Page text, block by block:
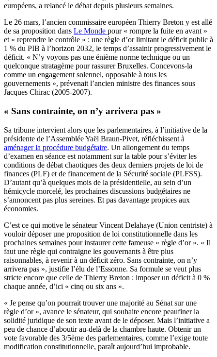
européens, a relancé le débat depuis plusieurs semaines.
Le 26 mars, l’ancien commissaire européen Thierry Breton y est allé
de sa proposition dans Le Monde pour « rompre la fuite en avant »
et « reprendre le contrôle » : une règle d’or limitant le déficit public à
1 % du PIB à l’horizon 2032, le temps d’assainir progressivement le
déficit. « N’y voyons pas une énième norme technique ou un
quelconque stratagème pour rassurer Bruxelles. Concevons-la
comme un engagement solennel, opposable à tous les
gouvernements », prévenait l’ancien ministre des finances sous
Jacques Chirac (2005-2007).
« Sans contrainte, on n’y arrivera pas »
Sa tribune intervient alors que les parlementaires, à l’initiative de la
présidente de l’Assemblée Yaël Braun-Pivet, réfléchissent à
aménager la procédure budgétaire. Un allongement du temps
d’examen en séance est notamment sur la table pour s’éviter les
conditions de débat chaotiques des deux derniers projets de loi de
finances (PLF) et de financement de la Sécurité sociale (PLFSS).
D’autant qu’à quelques mois de la présidentielle, au sein d’un
hémicycle morcelé, les prochaines discussions budgétaires ne
s’annoncent pas plus sereines. Et pas davantage propices aux
économies.
C’est ce qui motive le sénateur Vincent Delahaye (Union centriste) à
vouloir déposer une proposition de loi constitutionnelle dans les
prochaines semaines pour instaurer cette fameuse « règle d’or ». « Il
faut une règle qui contraigne les gouvernants à être plus
raisonnables, à revenir à un déficit zéro. Sans contrainte, on n’y
arrivera pas », justifie l’élu de l’Essonne. Sa formule se veut plus
stricte encore que celle de Thierry Breton : imposer un déficit à 0 %
chaque année, d’ici « cinq ou six ans ».
« Je pense qu’on pourrait trouver une majorité au Sénat sur une
règle d’or », avance le sénateur, qui souhaite encore peaufiner la
solidité juridique de son texte avant de le déposer. Mais l’initiative a
peu de chance d’aboutir au-delà de la chambre haute. Obtenir un
vote favorable des 3/5ème des parlementaires, comme l’exige toute
modification constitutionnelle, paraît aujourd’hui improbable.